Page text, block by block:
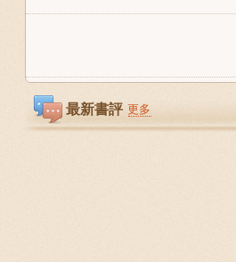
最新書評 更多